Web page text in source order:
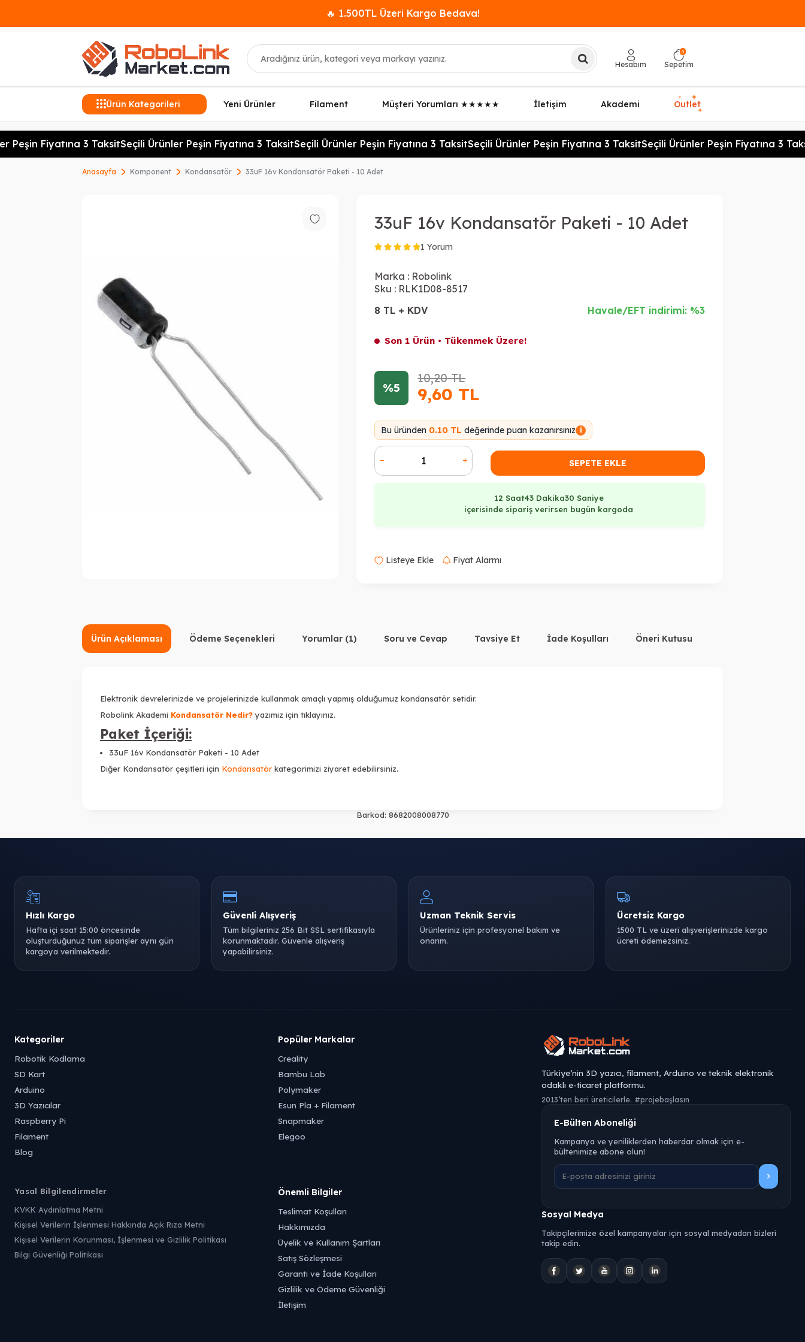
🔥 1.500TL Üzeri Kargo Bedava!
Ara
Hesabım
0
Sepetim
Ürün Kategorileri Yeni Ürünler Filament Müşteri Yorumları ★★★★★ İletişim Akademi Outlet
✦ ✦
✦
Peşin Fiyatına 3 TaksitSeçili Ürünler Peşin Fiyatına 3 TaksitSeçili Ürünler Peşin Fiyatına 3 TaksitSeçili Ürünler Peşin Fiyatına 3 TaksitSeçili Ürünler Peşin Fiyatına 3
Anasayfa Komponent Kondansatör 33uF 16v Kondansatör Paketi - 10 Adet
33uF 16v Kondansatör Paketi - 10 Adet
1 Yorum
Marka : Robolink
Sku : RLK1D08-8517
8 TL + KDV
Havale/EFT indirimi: %3
Son 1 Ürün • Tükenmek Üzere!
%5
10,20TL
9,60 TL
Bu üründen 0.10 TL değerinde puan kazanırsınız i
SEPETE EKLE
12 Saat43 Dakika30 Saniye
içerisinde sipariş verirsen bugün kargoda
Listeye Ekle Fiyat Alarmı
Ürün Açıklaması Ödeme Seçenekleri Yorumlar (1) Soru ve Cevap Tavsiye Et İade Koşulları Öneri Kutusu
Elektronik devrelerinizde ve projelerinizde kullanmak amaçlı yapmış olduğumuz kondansatör setidir.
Robolink Akademi Kondansatör Nedir?yazımız için tıklayınız.
Paket İçeriği:
33uF 16v Kondansatör Paketi - 10 Adet
Diğer Kondansatör çeşitleri için Kondansatör kategorimizi ziyaret edebilirsiniz.
Barkod: 8682008008770
Hızlı Kargo
Hafta içi saat 15:00 öncesinde
oluşturduğunuz tüm siparişler aynı gün
kargoya verilmektedir.
Güvenli Alışveriş
Tüm bilgileriniz 256 Bit SSL sertifikasıyla
korunmaktadır. Güvenle alışveriş
yapabilirsiniz.
Uzman Teknik Servis
Ürünleriniz için profesyonel bakım ve
onarım.
Ücretsiz Kargo
1500 TL ve üzeri alışverişlerinizde kargo
ücreti ödemezsiniz.
Kategoriler
Robotik Kodlama
SD Kart
Arduino
3D Yazıcılar
Raspberry Pi
Filament
Blog
Popüler Markalar
Creality
Bambu Lab
Polymaker
Esun Pla + Filament
Snapmaker
Elegoo
Yasal Bilgilendirmeler
KVKK Aydınlatma Metni
Kişisel Verilerin İşlenmesi Hakkında Açık Rıza Metni
Kişisel Verilerin Korunması, İşlenmesi ve Gizlilik Politikası
Bilgi Güvenliği Politikası
Önemli Bilgiler
Teslimat Koşulları
Hakkımızda
Üyelik ve Kullanım Şartları
Satış Sözleşmesi
Garanti ve İade Koşulları
Gizlilik ve Ödeme Güvenliği
İletişim
Türkiye’nin 3D yazıcı, filament, Arduino ve teknik elektronik
odaklı e-ticaret platformu.
2013’ten beri üreticilerle. #projebaşlasın
E-Bülten Aboneliği
Kampanya ve yeniliklerden haberdar olmak için e-
bültenimize abone olun!
Sosyal Medya
Takipçilerimize özel kampanyalar için sosyal medyadan bizleri
takip edin.